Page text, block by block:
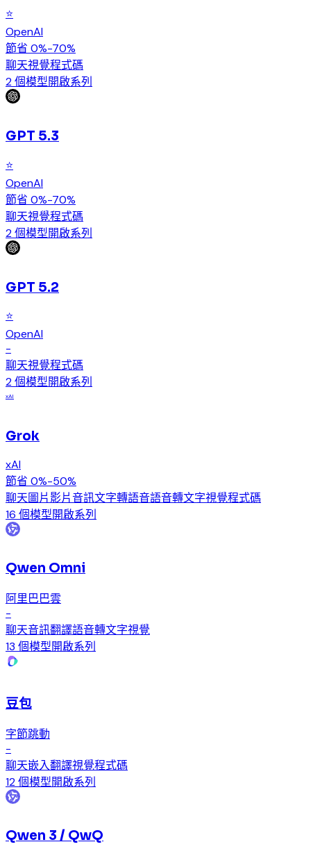
⭐
OpenAI
節省 0%-70%
聊天視覺程式碼
2 個模型開啟系列
GPT 5.3
⭐
OpenAI
節省 0%-70%
聊天視覺程式碼
2 個模型開啟系列
GPT 5.2
⭐
OpenAI
-
聊天視覺程式碼
2 個模型開啟系列
xAI
Grok
xAI
節省 0%-50%
聊天圖片影片音訊文字轉語音語音轉文字視覺程式碼
16 個模型開啟系列
Qwen Omni
阿里巴巴雲
-
聊天音訊翻譯語音轉文字視覺
13 個模型開啟系列
豆包
字節跳動
-
聊天嵌入翻譯視覺程式碼
12 個模型開啟系列
Qwen 3 / QwQ